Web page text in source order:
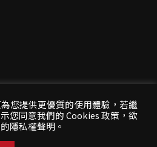
：思考，連結過去與未來
站台資料為版權所有，非經同
何形式之轉載使用
您提供更優質的使用體驗，若繼
您同意我們的 Cookies 政策，欲
隱私權聲明。